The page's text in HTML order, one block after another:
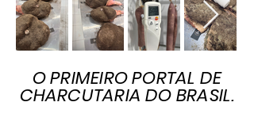
O PRIMEIRO PORTAL DE
CHARCUTARIA DO BRASIL.